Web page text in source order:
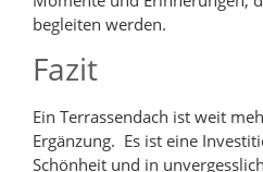
begleiten werden.
Fazit
Ein Terrassendach ist weit
Ergänzung. Es ist eine
Schönheit und in